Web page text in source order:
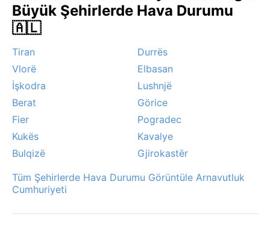
Büyük Şehirlerde Hava Durumu
🇦🇱
Tiran
Durrës
Vlorë
Elbasan
İşkodra
Lushnjë
Berat
Görice
Fier
Pogradec
Kukës
Kavalye
Bulqizë
Gjirokastër
Tüm Şehirlerde Hava Durumu Görüntüle Arnavutluk
Cumhuriyeti